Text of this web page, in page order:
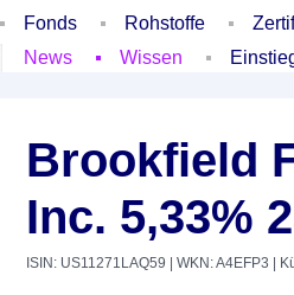
Fonds
Rohstoffe
News
Wissen
Brookfield
Inc. 5,33%
ISIN: US11271LAQ59 | WKN: A4EFP3 |